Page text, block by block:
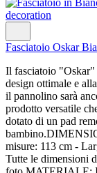
Fasciatoio Oskar
Il fasciatoio "Oskar"
design ottimale e
il pannolino sarà
prodotto versatile
dotato di un pad
misure: 113 cm -
Tutte le dimensioni